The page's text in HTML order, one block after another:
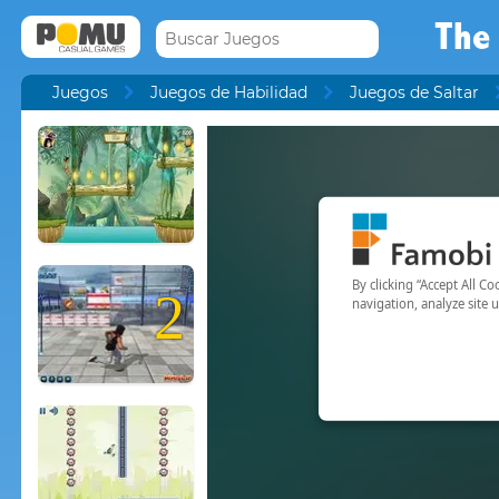
Juegos Juegos de Habilidad Juegos de Saltar
2